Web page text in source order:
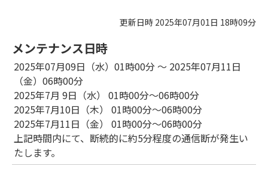
更新日時 2025年07月01日 18時09分
メンテナンス日時
2025年07月09日（水）01時00分 ～ 2025年07月11日
（金）06時00分
2025年7月 9日（水） 01時00分～06時00分
2025年7月10日（木） 01時00分～06時00分
2025年7月11日（金） 01時00分～06時00分
上記時間内にて、断続的に約5分程度の通信断が発生い
たします。